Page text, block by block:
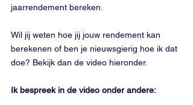
jaarrendement bereken.
Wil jij weten hoe jij jouw rendement kan
berekenen of ben je nieuwsgierig hoe ik dat
doe? Bekijk dan de video hieronder.
Ik bespreek in de video onder andere: